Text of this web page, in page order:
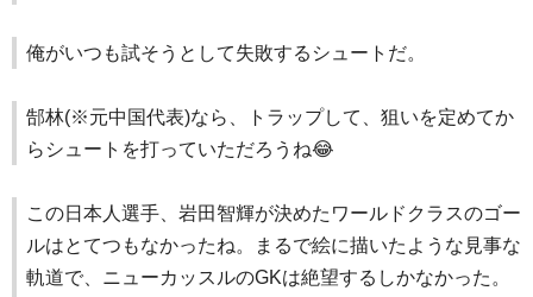
俺がいつも試そうとして失敗するシュートだ。
郜林(※元中国代表)なら、トラップして、狙いを定めてか
らシュートを打っていただろうね😂
この日本人選手、岩田智輝が決めたワールドクラスのゴー
ルはとてつもなかったね。まるで絵に描いたような見事な
軌道で、ニューカッスルのGKは絶望するしかなかった。